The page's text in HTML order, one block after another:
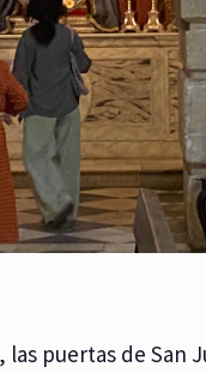
puertas de San